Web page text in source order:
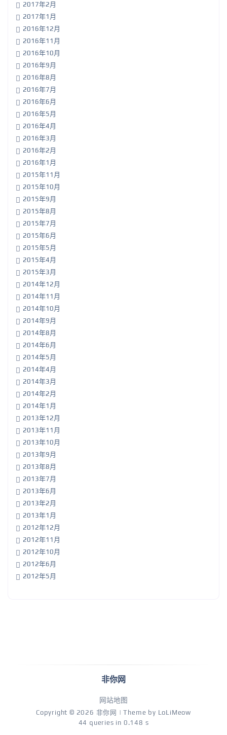
2017年2月
2017年1月
2016年12月
2016年11月
2016年10月
2016年9月
2016年8月
2016年7月
2016年6月
2016年5月
2016年4月
2016年3月
2016年2月
2016年1月
2015年11月
2015年10月
2015年9月
2015年8月
2015年7月
2015年6月
2015年5月
2015年4月
2015年3月
2014年12月
2014年11月
2014年10月
2014年9月
2014年8月
2014年6月
2014年5月
2014年4月
2014年3月
2014年2月
2014年1月
2013年12月
2013年11月
2013年10月
2013年9月
2013年8月
2013年7月
2013年6月
2013年2月
2013年1月
2012年12月
2012年11月
2012年10月
2012年6月
2012年5月
非你网
网站地图
Copyright © 2026 非你网 | Theme by LoLiMeow
44 queries in 0.148 s